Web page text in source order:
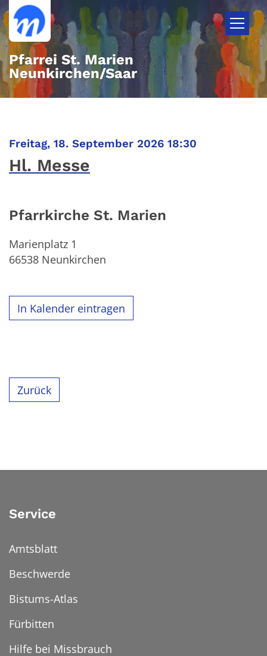
Zum Inhalt springen
Pfarrei St. Marien
Neunkirchen/Saar
Freitag, 18. September 2026 18:30
Hl. Messe
Pfarrkirche St. Marien
Marienplatz 1
66538 Neunkirchen
In Kalender eintragen
Zurück
Service
Amtsblatt
Beschwerde
Bistums-Atlas
Fürbitten
Hilfe bei Missbrauch